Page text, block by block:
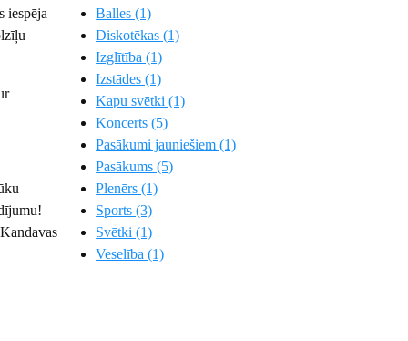
iespēja
Balles (1)
Diskotēkas (1)
Izglītība (1)
Izstādes (1)
Kapu svētki (1)
Koncerts (5)
Pasākumi jauniešiem (1)
Pasākums (5)
Plenērs (1)
Sports (3)
Svētki (1)
Veselība (1)